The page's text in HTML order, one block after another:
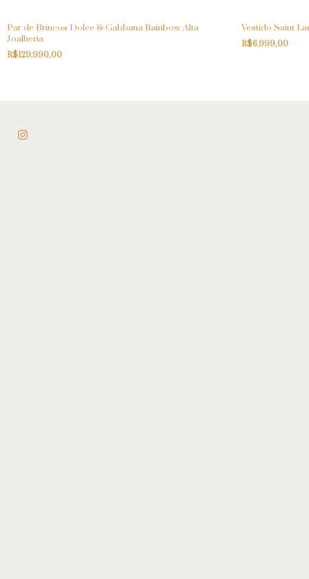
Par de Brincos Dolce & Gabbana Rainbow Alta
Joalheria
R$129.990,00
Vestido Saint
R$6.999,00